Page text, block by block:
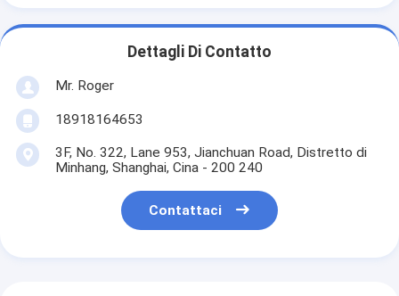
Dettagli Di Contatto
Mr. Roger
18918164653
3F, No. 322, Lane 953, Jianchuan Road, Distretto di
Minhang, Shanghai, Cina - 200 240
Contattaci